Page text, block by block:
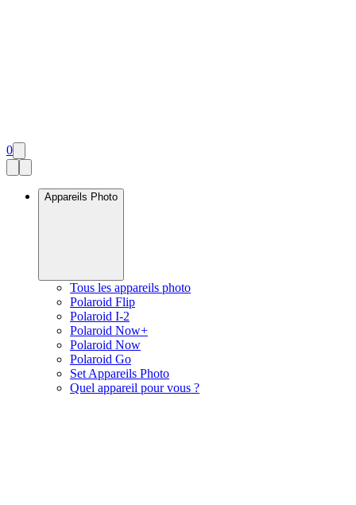
0
Appareils Photo
Tous les appareils photo
Polaroid Flip
Polaroid I-2
Polaroid Now+
Polaroid Now
Polaroid Go
Set Appareils Photo
Quel appareil pour vous ?